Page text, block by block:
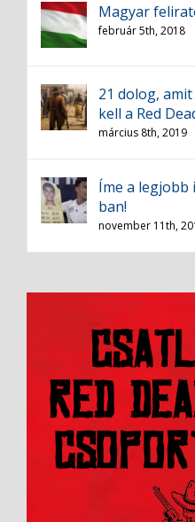
Magyar
február 5th, 2018
21 dolog,
kell a Red
március 8th, 2019
Íme a legjobb
ban!
november 11th,